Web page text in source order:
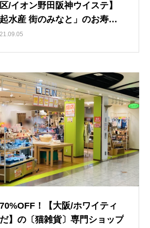
/イオン野田阪神ウイステ】
起水産 街のみなと」のお寿司
アウト！
！【大阪/ホワイティ
】の〔猫雑貨〕専門ショップ